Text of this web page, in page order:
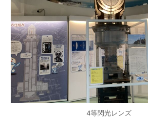
4等閃光レンズ